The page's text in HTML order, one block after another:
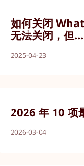
如何关闭
无法关闭，但...
2025-04-23
2026 年 10 项
2026-03-04